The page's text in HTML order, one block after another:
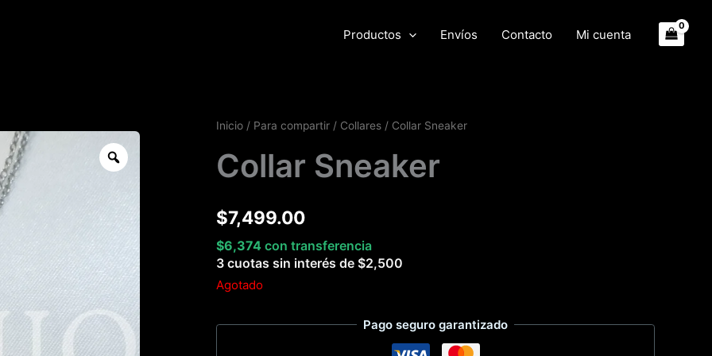
Productos Envíos Contacto Mi cuenta
Zoom
Inicio / Para compartir / Collares / Collar Sneaker
Collar Sneaker
$7,499.00
$6,374 con transferencia
3 cuotas sin interés de $2,500
Agotado
Pago seguro garantizado